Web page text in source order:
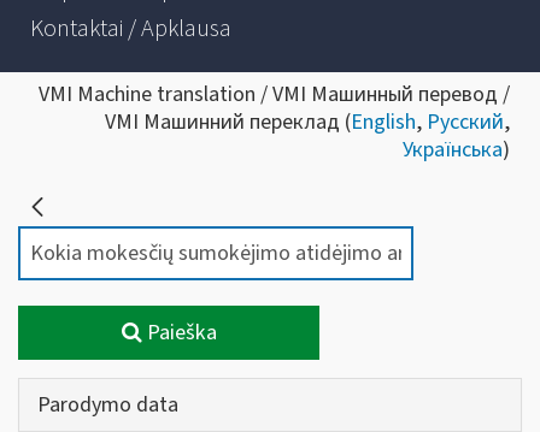
Kontaktai / Apklausa
VMI Machine translation / VMI Машинный перевод /
VMI Машинний переклад (English, Русский,
Українська)
Paieška
Parodymo data